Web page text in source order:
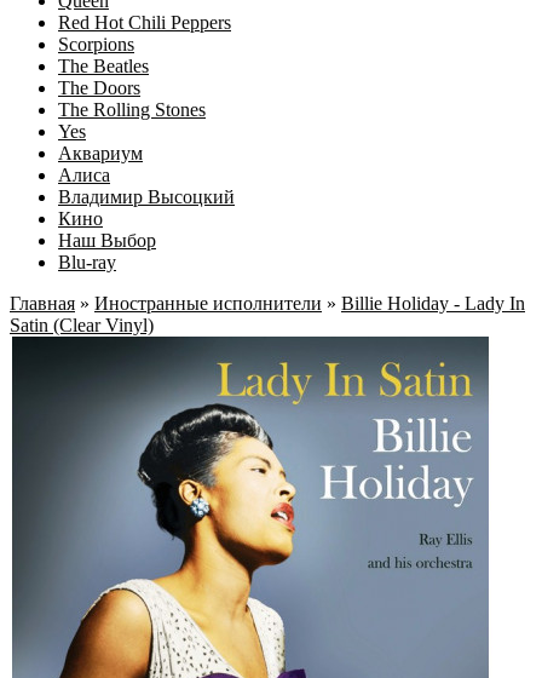
Red Hot Chili Peppers
Scorpions
The Beatles
The Doors
The Rolling Stones
Yes
Аквариум
Алиса
Владимир Высоцкий
Кино
Наш Выбор
Blu-ray
Главная » Иностранные исполнители » Billie Holiday ‎- Lady In
Satin (Clear Vinyl)